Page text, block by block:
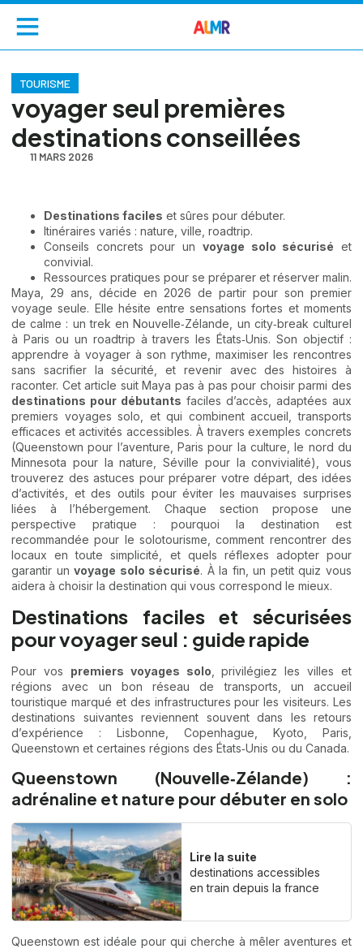
TOURISME
voyager seul premières
destinations conseillées
11 MARS 2026
Destinations faciles et sûres pour débuter.
Itinéraires variés : nature, ville, roadtrip.
Conseils concrets pour un voyage solo sécurisé et
convivial.
Ressources pratiques pour se préparer et réserver malin.
Maya, 29 ans, décide en 2026 de partir pour son premier
voyage seule. Elle hésite entre sensations fortes et moments
de calme : un trek en Nouvelle‑Zélande, un city‑break culturel
à Paris ou un roadtrip à travers les États‑Unis. Son objectif :
apprendre à voyager à son rythme, maximiser les rencontres
sans sacrifier la sécurité, et revenir avec des histoires à
raconter. Cet article suit Maya pas à pas pour choisir parmi des
destinations pour débutants faciles d’accès, adaptées aux
premiers voyages solo, et qui combinent accueil, transports
efficaces et activités accessibles. À travers exemples concrets
(Queenstown pour l’aventure, Paris pour la culture, le nord du
Minnesota pour la nature, Séville pour la convivialité), vous
trouverez des astuces pour préparer votre départ, des idées
d’activités, et des outils pour éviter les mauvaises surprises
liées à l’hébergement. Chaque section propose une
perspective pratique : pourquoi la destination est
recommandée pour le solotourisme, comment rencontrer des
locaux en toute simplicité, et quels réflexes adopter pour
garantir unvoyage solo sécurisé. À la fin, un petit quiz vous
aidera à choisir la destination qui vous correspond le mieux.
Destinations faciles et sécurisées
pour voyager seul : guide rapide
Pour vos premiers voyages solo , privilégiez les villes et
régions avec un bon réseau de transports, un accueil
touristique marqué et des infrastructures pour les visiteurs. Les
destinations suivantes reviennent souvent dans les retours
d’expérience : Lisbonne, Copenhague, Kyoto, Paris,
Queenstown et certaines régions des États‑Unis ou du Canada.
Queenstown (Nouvelle‑Zélande) :
adrénaline et nature pour débuter en solo
Lire la suite
destinations accessibles
en train depuis la france
Queenstown est idéale pour qui cherche à mêler aventures et